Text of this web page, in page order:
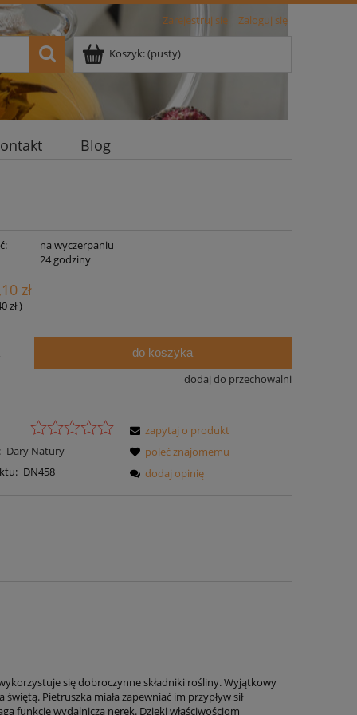
Zarejestruj się Zaloguj się
Koszyk:(pusty)
Blog
na wyczerpaniu
24 godziny
zł
zł)
do koszyka
dodaj do przechowalni
Dary Natury
DN458
zapytaj o produkt
poleć znajomemu
dodaj opinię
się dobroczynne składniki rośliny. Wyjątkowy
Pietruszka miała zapewniać im przypływ sił
funkcję wydalniczą nerek. Dzięki właściwościom